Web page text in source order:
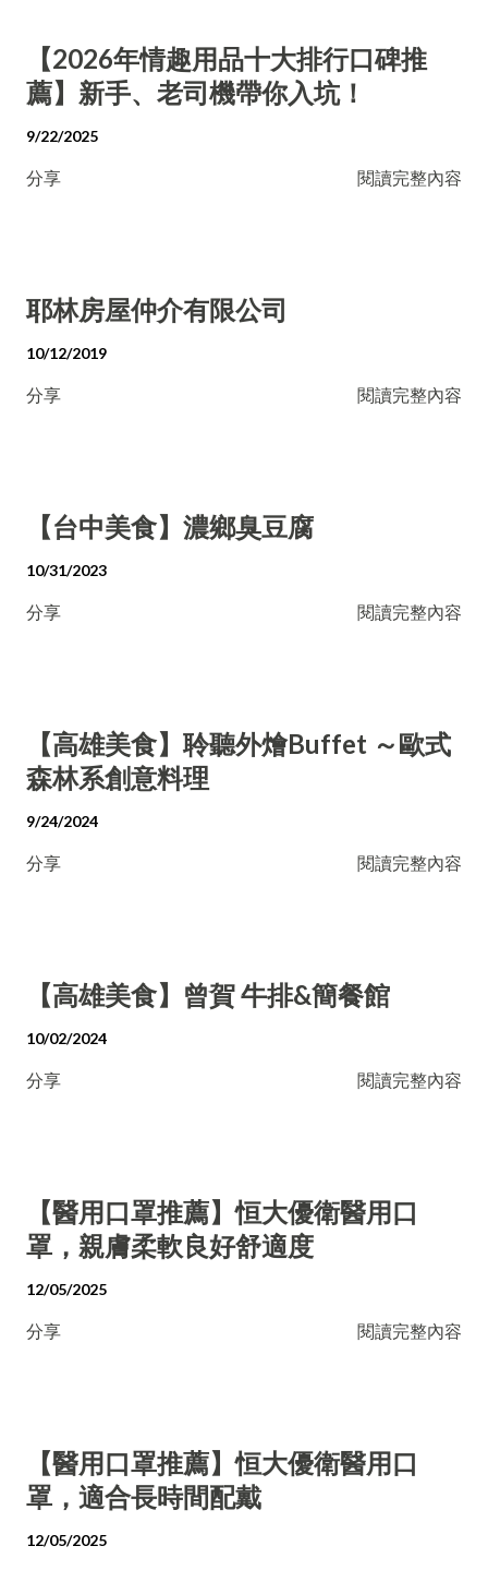
【2026年情趣用品十大排行口碑推
薦】新手、老司機帶你入坑！
9/22/2025
分享 閱讀完整內容
耶林房屋仲介有限公司
10/12/2019
分享 閱讀完整內容
【台中美食】濃鄉臭豆腐
10/31/2023
分享 閱讀完整內容
【高雄美食】聆聽外燴Buffet ～歐式
森林系創意料理
9/24/2024
分享 閱讀完整內容
【高雄美食】曾賀 牛排&簡餐館
10/02/2024
分享 閱讀完整內容
【醫用口罩推薦】恒大優衛醫用口
罩，親膚柔軟良好舒適度
12/05/2025
分享 閱讀完整內容
【醫用口罩推薦】恒大優衛醫用口
罩，適合長時間配戴
12/05/2025